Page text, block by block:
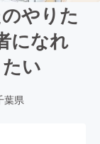
やりた
になれ
い
葉県